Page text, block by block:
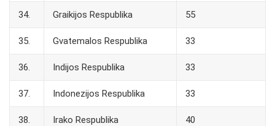
34. Graikijos Respublika 55
35. Gvatemalos Respublika 33
36. Indijos Respublika 33
37. Indonezijos Respublika 33
38. Irako Respublika 40